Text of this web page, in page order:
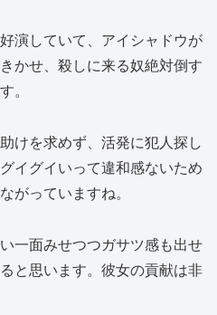
演していて、アイシャドウが
かせ、殺しに来る奴絶対倒す
。
けを求めず、活発に犯人探し
イグイいって違和感ないため
がっていますね。
一面みせつつガサツ感も出せ
と思います。彼女の貢献は非